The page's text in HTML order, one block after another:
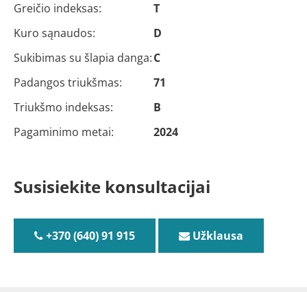
Greičio indeksas:
T
Kuro sąnaudos:
D
Sukibimas su šlapia danga:C
Padangos triukšmas:
71
Triukšmo indeksas:
B
Pagaminimo metai:
2024
Susisiekite konsultacijai
+370 (640) 91 915 Užklausa